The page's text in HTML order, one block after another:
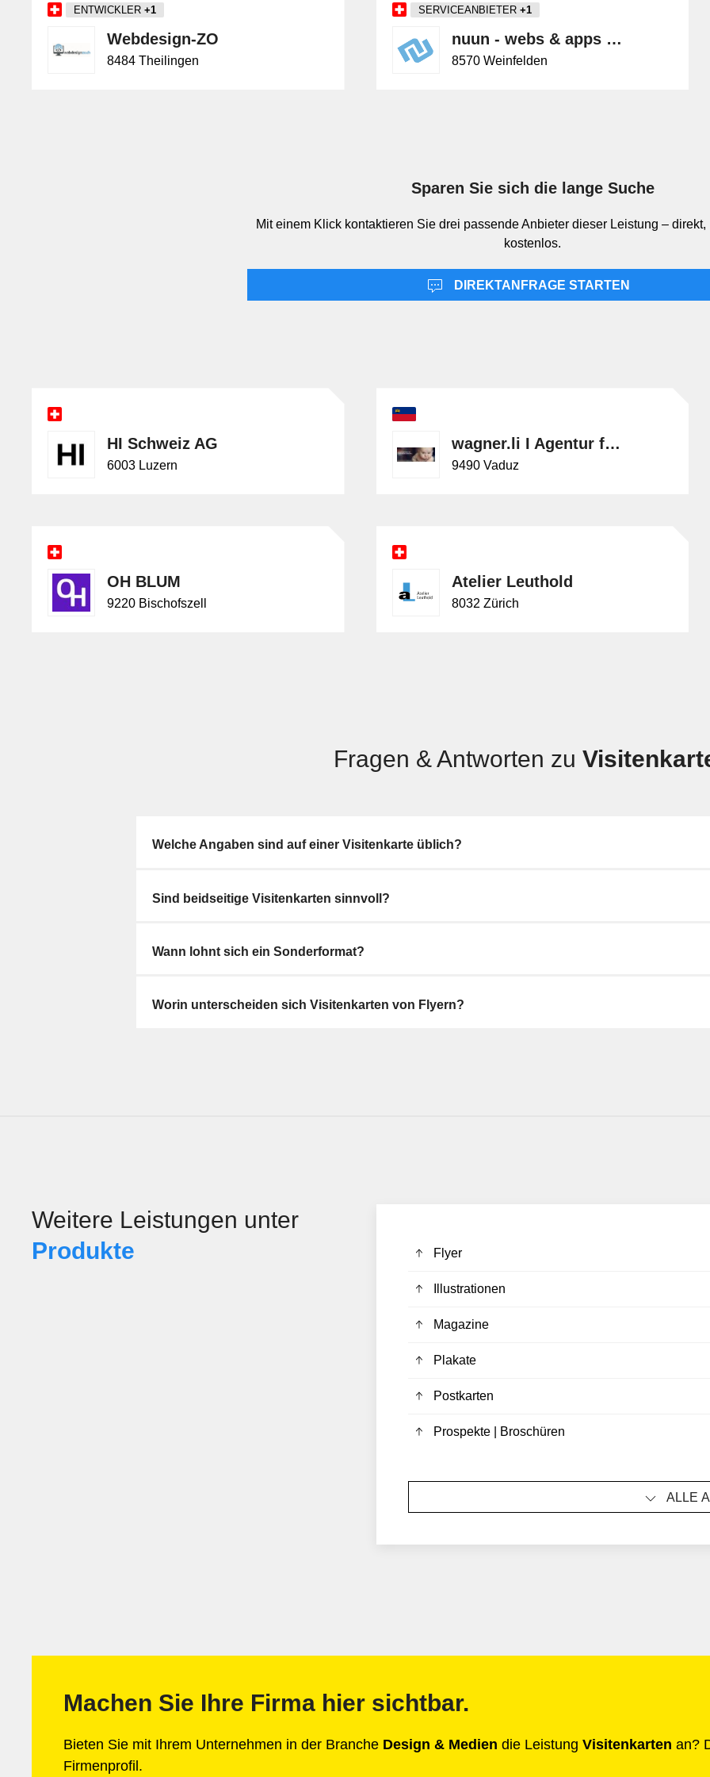
ENTWICKLER +1
Webdesign-ZO
8484 Theilingen
SERVICEANBIETER +1
nuun - webs & apps gmbh
8570 Weinfelden
Sparen Sie sich die lange Suche
Mit einem Klick kontaktieren Sie drei passende Anbieter dieser Leistung –
kostenlos.
DIREKTANFRAGE STARTEN
HI Schweiz AG
6003 Luzern
wagner.li I Agentur für kreatives Marketing und Brandpower
9490 Vaduz
OH BLUM
9220 Bischofszell
Atelier Leuthold
8032 Zürich
Fragen & Antworten zu
Welche Angaben sind auf einer Visitenkarte üblich?
Sind beidseitige Visitenkarten sinnvoll?
Wann lohnt sich ein Sonderformat?
Worin unterscheiden sich Visitenkarten von Flyern?
Weitere Leistungen unter
Produkte
Flyer
Illustrationen
Magazine
Plakate
Postkarten
Prospekte | Broschüren
ALLE
Machen Sie Ihre Firma hier sichtbar.
Bieten Sie mit Ihrem Unternehmen in der Branche Design & Medien die Leistung Visitenkarten an?
Firmenprofil.